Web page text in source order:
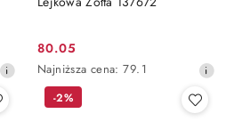
Cena
promocyjna:
80.05
Najniższa
cena
Najniższa cena: 79.1
-2%